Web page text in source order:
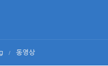
동영상